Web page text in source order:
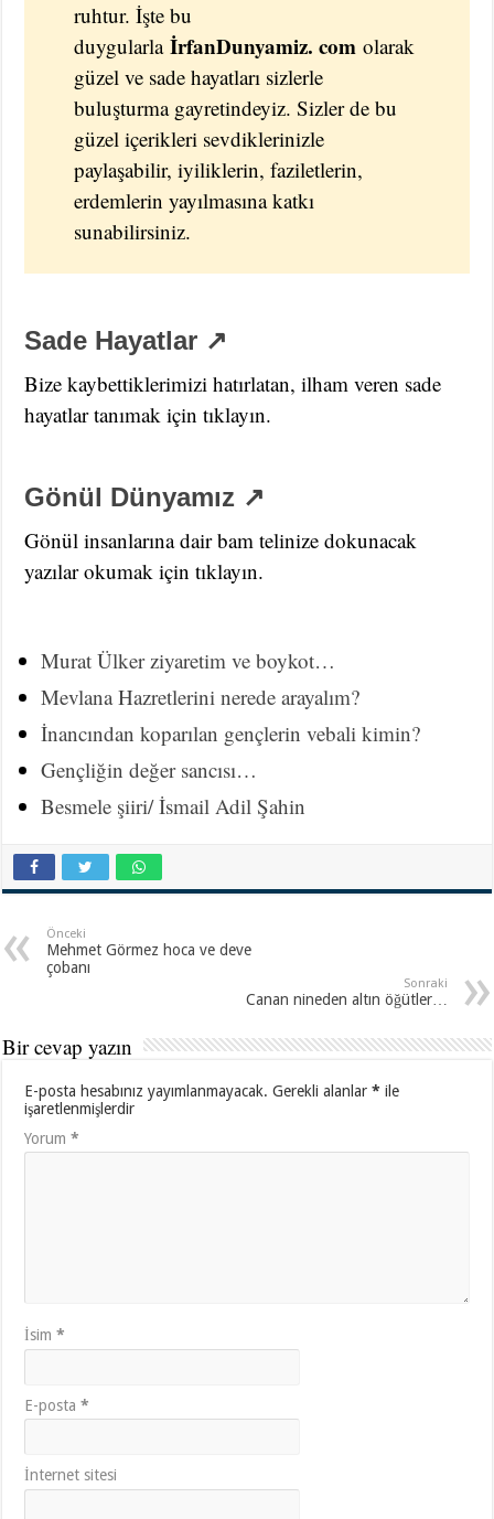
ruhtur. İşte bu
duygularlaİrfanDunyamiz. com olarak
güzel ve sade hayatları sizlerle
buluşturma gayretindeyiz. Sizler de bu
güzel içerikleri sevdiklerinizle
paylaşabilir, iyiliklerin, faziletlerin,
erdemlerin yayılmasına katkı
sunabilirsiniz.
Sade Hayatlar ↗
Bize kaybettiklerimizi hatırlatan, ilham veren sade
hayatlar tanımak için tıklayın.
Gönül Dünyamız ↗
Gönül insanlarına dair bam telinize dokunacak
yazılar okumak için tıklayın.
Murat Ülker ziyaretim ve boykot…
Mevlana Hazretlerini nerede arayalım?
İnancından koparılan gençlerin vebali kimin?
Gençliğin değer sancısı…
Besmele şiiri/ İsmail Adil Şahin
Önceki
Mehmet Görmez hoca ve deve
çobanı
Sonraki
Canan nineden altın öğütler…
Bir cevap yazın
E-posta hesabınız yayımlanmayacak. Gerekli alanlar* ile
işaretlenmişlerdir
Yorum*
İsim*
E-posta*
İnternet sitesi